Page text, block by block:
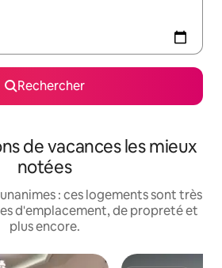
Rechercher
de vacances les mieux
notées
: ces logements sont très
d'emplacement, de propreté et
plus encore.